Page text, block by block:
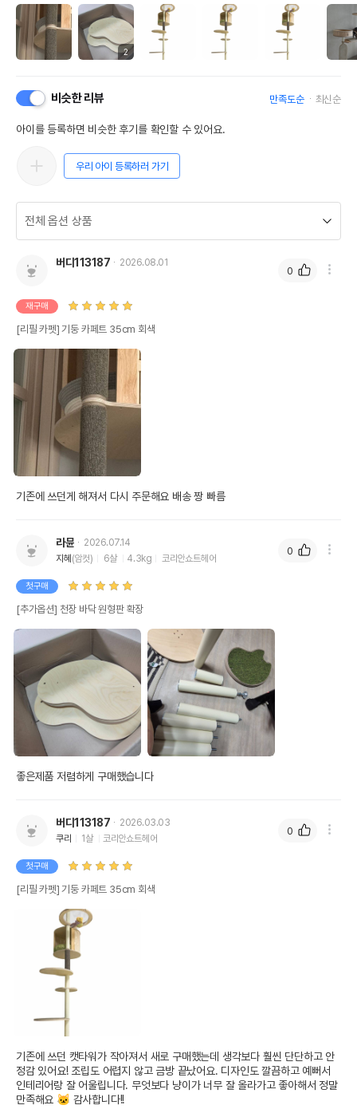
2
비슷한 리뷰 만족도순 최신순
아이를 등록하면 비슷한 후기를 확인할 수 있어요.
우리 아이 등록하러 가기
버디113187 2026.08.01
재구매
[리필 카펫] 기둥 카페트 35cm 회색
기존에 쓰던게 해져서 다시 주문해요 배송 짱 빠름
0
라뮨
2026.07.14
지혜 (암컷) 6살 4.3kg 코리안쇼트헤어
첫구매
[추가옵션] 천장 바닥 원형판 확장
좋은제품 저렴하게 구매했습니다
0
버디113187
2026.03.03
쿠리
1살 코리안쇼트헤어
첫구매
[리필 카펫] 기둥 카페트 35cm 회색
기존에 쓰던 캣타워가 작아져서 새로 구매했는데 생각보다 훨씬 단단하고 안
정감 있어요! 조립도 어렵지 않고 금방 끝났어요. 디자인도 깔끔하고 예뻐서
인테리어랑 잘 어울립니다. 무엇보다 냥이가 너무 잘 올라가고 좋아해서 정말
만족해요 🐱 감사합니다!!
0